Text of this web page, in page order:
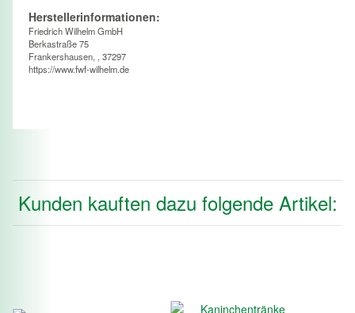
Herstellerinformationen:
Friedrich Wilhelm GmbH
Berkastraße 75
Frankershausen, , 37297
https://www.fwf-wilhelm.de
Kunden kauften dazu folgende Artikel: